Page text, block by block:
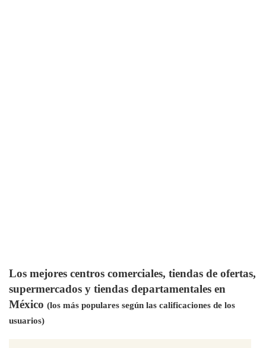
Los mejores centros comerciales, tiendas de ofertas,
supermercados y tiendas departamentales en
México (los más populares según las calificaciones de los
usuarios)